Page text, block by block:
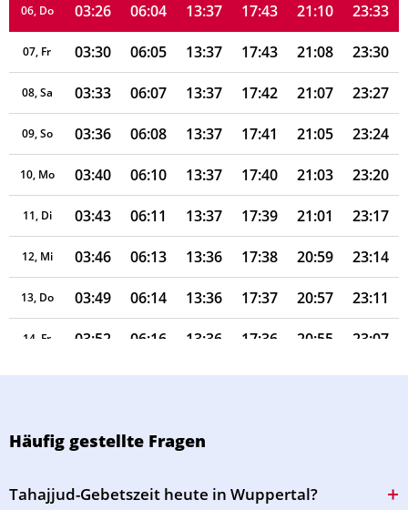
06, Do 03:26 06:04 13:37 17:43 21:10 23:33
07, Fr 03:30 06:05 13:37 17:43 21:08 23:30
08, Sa 03:33 06:07 13:37 17:42 21:07 23:27
09, So 03:36 06:08 13:37 17:41 21:05 23:24
10, Mo 03:40 06:10 13:37 17:40 21:03 23:20
11, Di 03:43 06:11 13:37 17:39 21:01 23:17
12, Mi 03:46 06:13 13:36 17:38 20:59 23:14
13, Do 03:49 06:14 13:36 17:37 20:57 23:11
14, Fr 03:52 06:16 13:36 17:36 20:55 23:07
15, Sa 03:55 06:18 13:36 17:35 20:53 23:04
18, Di 04:04 06:22 13:35 17:32 20:47
Häufig gestellte Fragen
Tahajjud-Gebetszeit heute in Wuppertal?